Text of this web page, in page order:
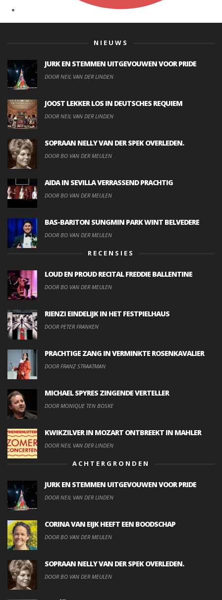
NIEUWS
JURK EN STEMMEN UITGEVOUWEN VOOR PRIDE
DOOR NEIL VAN DER LINDEN
JOOST LEKKER LOS IN DEUTSCHES REQUIEM
DOOR NEIL VAN DER LINDEN
SOPRAAN NELLY VAN DER SPEK OVERLEDEN.
DOOR BO VAN DER MEULEN
AIDA IN SEVILLA VERRASSEND PRACHTIG
DOOR BO VAN DER MEULEN
BAS-BARITON SUNGMIN PARK WINT BELVEDERE
DOOR BO VAN DER MEULEN
RECENSIES
LOUD EN PROUD RECITAL FREDDIE BALLENTINE
DOOR BO VAN DER MEULEN
RIENZI EINDELIJK IN HET FESTPIELHAUS
DOOR PETER FRANKEN
PRACHTIGE ZANG IN VERMINKTE ROSENKAVALIER
DOOR FRANZ STRAATMAN
MICHAEL SPYRES ZINGENDE VERTELLER
DOOR MONIQUE TEN BOSKE
KWIKZILVER IN MOZART ONTBREEKT IN MAHLER
DOOR NEIL VAN DER LINDEN
ACHTERGRONDEN
JURK EN STEMMEN UITGEVOUWEN VOOR PRIDE
DOOR NEIL VAN DER LINDEN
CORINA VAN EIJK HEEFT EEN BOODSCHAP
DOOR BO VAN DER MEULEN
SOPRAAN NELLY VAN DER SPEK OVERLEDEN.
DOOR BO VAN DER MEULEN